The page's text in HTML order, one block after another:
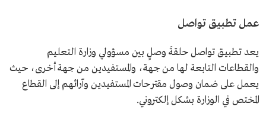
عمل تطبيق تواصل
يعد تطبيق تواصل حلقةَ وصلٍ بين مسؤولي وزارة التعليم
والقطاعات التابعة لها من جهة، والمستفيدين من جهة أخرى، حيث
يعمل على ضمان وصول مقترحات المستفيدين وآرائهم إلى القطاع
المختص في الوزارة بشكل إلكتروني.